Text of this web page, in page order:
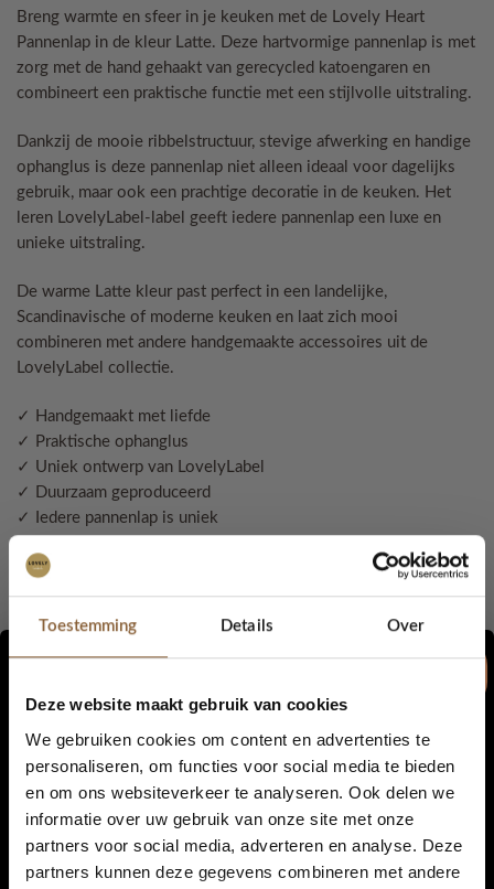
Toestemming Details Over
Deze website maakt gebruik van cookies
We gebruiken cookies om content en advertenties te
personaliseren, om functies voor social media te bieden
en om ons websiteverkeer te analyseren. Ook delen we
informatie over uw gebruik van onze site met onze
partners voor social media, adverteren en analyse. Deze
partners kunnen deze gegevens combineren met andere
Breng warmte en sfeer in je keuken met de Lovely Heart
Pannenlap in de kleur Latte. Deze hartvormige pannenlap is met
zorg met de hand gehaakt van gerecycled katoengaren en
combineert een praktische functie met een stijlvolle uitstraling.
Dankzij de mooie ribbelstructuur, stevige afwerking en handige
ophanglus is deze pannenlap niet alleen ideaal voor dagelijks
gebruik, maar ook een prachtige decoratie in de keuken. Het
leren LovelyLabel-label geeft iedere pannenlap een luxe en
unieke uitstraling.
De warme Latte kleur past perfect in een landelijke,
Scandinavische of moderne keuken en laat zich mooi
combineren met andere handgemaakte accessoires uit de
LovelyLabel collectie.
✓ Handgemaakt met liefde
✓ Praktische ophanglus
✓ Uniek ontwerp van LovelyLabel
✓ Duurzaam geproduceerd
✓ Iedere pannenlap is uniek
Duurzaam & praktisch
Stevig en slijtvast
Wasbaar op 30°C
Geschikt voor dagelijks gebruik
Afmetingen & inhoud
5% korting...